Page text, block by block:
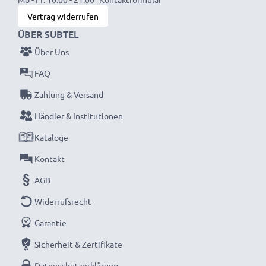
Vertrag widerrufen
ÜBER SUBTEL
Über Uns
FAQ
Zahlung & Versand
Händler & Institutionen
Kataloge
Kontakt
AGB
Widerrufsrecht
Garantie
Sicherheit & Zertifikate